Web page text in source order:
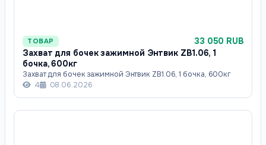
ТОВАР
33 050 RUB
Захват для бочек зажимной Энтвик ZB1.06, 1
бочка, 600кг
Захват для бочек зажимной Энтвик ZB1.06, 1 бочка, 600кг
4
08.06.2026